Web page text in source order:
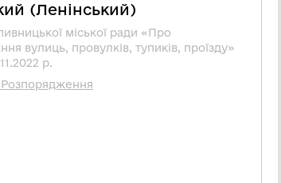
(Ленінський)
міської ради «Про
вулиць, провулків, тупиків, проїзду»
р.